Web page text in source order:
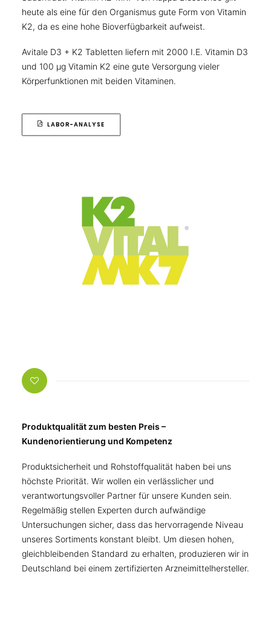
heute als eine für den Organismus gute Form von Vitamin
K2, da es eine hohe Bioverfügbarkeit aufweist.
Avitale D3 + K2 Tabletten liefern mit 2000 I.E. Vitamin D3
und 100 μg Vitamin K2 eine gute Versorgung vieler
Körperfunktionen mit beiden Vitaminen.
LABOR-ANALYSE
Produktqualität zum besten Preis –
Kundenorientierung und Kompetenz
Produktsicherheit und Rohstoffqualität haben bei uns
höchste Priorität. Wir wollen ein verlässlicher und
verantwortungsvoller Partner für unsere Kunden sein.
Regelmäßig stellen Experten durch aufwändige
Untersuchungen sicher, dass das hervorragende Niveau
unseres Sortiments konstant bleibt. Um diesen hohen,
gleichbleibenden Standard zu erhalten, produzieren wir in
Deutschland bei einem zertifizierten Arzneimittelhersteller.